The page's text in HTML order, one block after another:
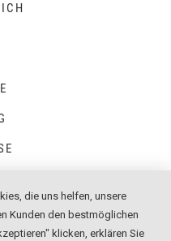
die uns helfen, unsere
Kunden den bestmöglichen
klicken, erklären Sie